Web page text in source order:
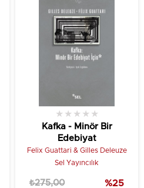
Kafka - Minör Bir
Edebiyat
★ ★ ★ ★ ★
Felix Guattari & Gilles Deleuze
Sel Yayıncılık
₺275,00 %25